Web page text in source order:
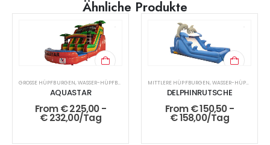
Ähnliche Produkte
GROSSE HÜPFBURGEN , WASSER-HÜPFBURGEN
AQUASTAR
From€225,00-
€232,00/Tag
MITTLERE HÜPFBURGEN, WASSER-HÜPFBURGEN
DELPHINRUTSCHE
From€150,50-
€158,00/Tag